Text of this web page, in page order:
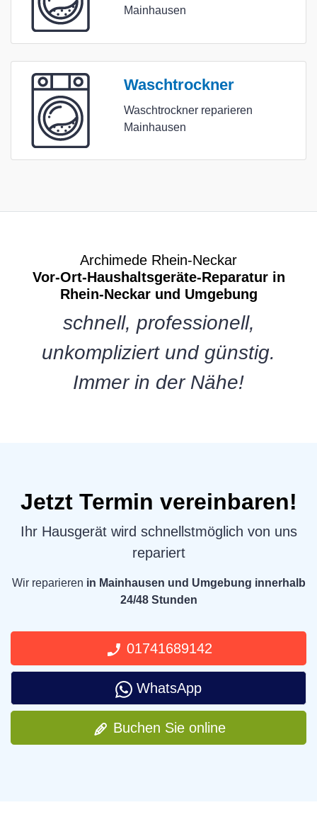
Mainhausen
Waschtrockner
Waschtrockner reparieren
Mainhausen
Archimede Rhein-Neckar
Vor-Ort-Haushaltsgeräte-Reparatur in
Rhein-Neckar und Umgebung
schnell, professionell,
unkompliziert und günstig.
Immer in der Nähe!
Jetzt Termin vereinbaren!
Ihr Hausgerät wird schnellstmöglich von uns
repariert
Wir reparieren in Mainhausen und Umgebung innerhalb
24/48 Stunden
01741689142
WhatsApp
Buchen Sie online